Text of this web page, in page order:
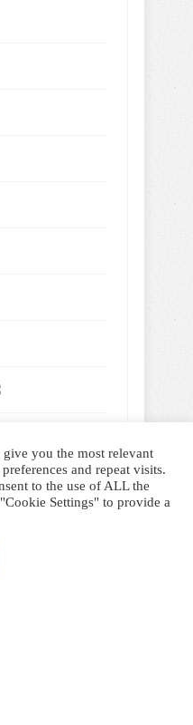
you the most relevant
and repeat visits.
to the use of ALL the
Settings" to provide a